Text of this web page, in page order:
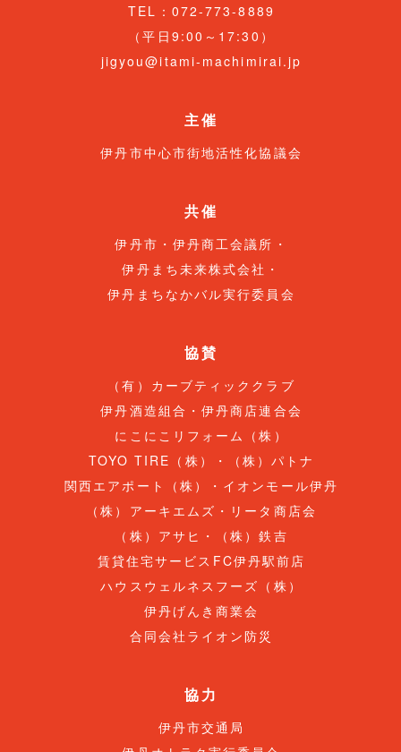
TEL：072-773-8889
（平日9:00～17:30）
jigyou@itami-machimirai.jp
主催
伊丹市中心市街地活性化協議会
共催
伊丹市・伊丹商工会議所・
伊丹まち未来株式会社・
伊丹まちなかバル実行委員会
協賛
（有）カーブティッククラブ
伊丹酒造組合・伊丹商店連合会
にこにこリフォーム（株）
TOYO TIRE（株）・（株）パトナ
関西エアポート（株）・イオンモール伊丹
（株）アーキエムズ・リータ商店会
（株）アサヒ・（株）鉄吉
賃貸住宅サービスFC伊丹駅前店
ハウスウェルネスフーズ（株）
伊丹げんき商業会
合同会社ライオン防災
協力
伊丹市交通局